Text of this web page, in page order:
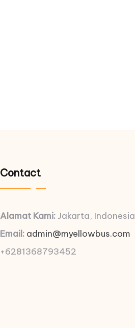
Contact
Alamat Kami:Jakarta, Indonesia
Email: admin@myellowbus.com
+6281368793452